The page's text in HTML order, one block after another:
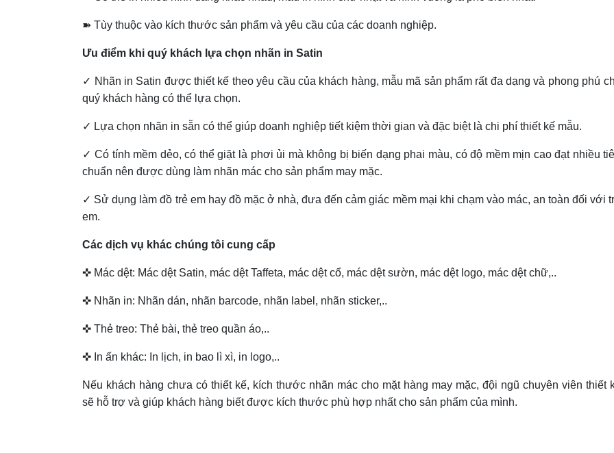
➽ Tùy thuộc vào kích thước sản phẩm và yêu cầu của các doanh nghiệp.
Ưu điểm khi quý khách lựa chọn nhãn in Satin
✓ Nhãn in Satin được thiết kế theo yêu cầu của khách hàng, mẫu mã sản phẩm rất đa dạng và phong phú
quý khách hàng có thể lựa chọn.
✓ Lựa chọn nhãn in sẵn có thể giúp doanh nghiệp tiết kiệm thời gian và đặc biệt là chi phí thiết kế mẫu.
✓ Có tính mềm dẻo, có thể giặt là phơi ủi mà không bị biến dạng phai màu, có độ mềm mịn cao đạt nhiều
chuẩn nên được dùng làm nhãn mác cho sản phẩm may mặc.
✓ Sử dụng làm đồ trẻ em hay đồ mặc ở nhà, đưa đến cảm giác mềm mại khi chạm vào mác, an toàn đối với
em.
Các dịch vụ khác chúng tôi cung cấp
✜ Mác dệt: Mác dệt Satin, mác dệt Taffeta, mác dệt cổ, mác dệt sườn, mác dệt logo, mác dệt chữ,..
✜ Nhãn in: Nhãn dán, nhãn barcode, nhãn label, nhãn sticker,..
✜ Thẻ treo: Thẻ bài, thẻ treo quần áo,..
✜ In ấn khác: In lịch, in bao lì xì, in logo,..
Nếu khách hàng chưa có thiết kế, kích thước nhãn mác cho mặt hàng may mặc, đội ngũ chuyên viên thiết
sẽ hỗ trợ và giúp khách hàng biết được kích thước phù hợp nhất cho sản phẩm của mình.